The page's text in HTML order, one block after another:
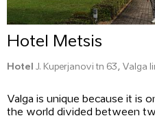
Hotel Metsis
Hotel J. Kuperjanovi tn 63, Valga
Valga is unique because it is
the world divided between